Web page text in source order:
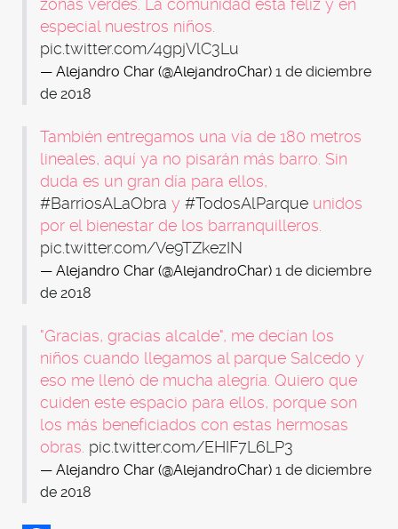
zonas verdes. La comunidad está feliz y en
especial nuestros niños.
pic.twitter.com/4gpjVlC3Lu
— Alejandro Char (@AlejandroChar) 1 de diciembre
de 2018
También entregamos una vía de 180 metros
lineales, aquí ya no pisarán más barro. Sin
duda es un gran día para ellos,
#BarriosALaObra y #TodosAlParque unidos
por el bienestar de los barranquilleros.
pic.twitter.com/Ve9TZkezIN
— Alejandro Char (@AlejandroChar) 1 de diciembre
de 2018
"Gracias, gracias alcalde", me decían los
niños cuando llegamos al parque Salcedo y
eso me llenó de mucha alegría. Quiero que
cuiden este espacio para ellos, porque son
los más beneficiados con estas hermosas
obras. pic.twitter.com/EHIF7L6LP3
— Alejandro Char (@AlejandroChar) 1 de diciembre
de 2018